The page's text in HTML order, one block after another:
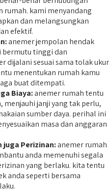
rumah. kami menyandang
dan melangsungkan
efektif.
anemer jempolan hendak
tinggi dan
dijalani sesuai sama tolak ukur
menentukan rumah kamu
buat ditempati.
Biaya:anemer rumah tentu
menjauhi janji yang tak perlu,
sumber daya. perihal ini
masa dan anggaran
juga Perizinan:anemer rumah
anda memenuhi segala
yang berlaku. kita tentu
anda seperti bersama